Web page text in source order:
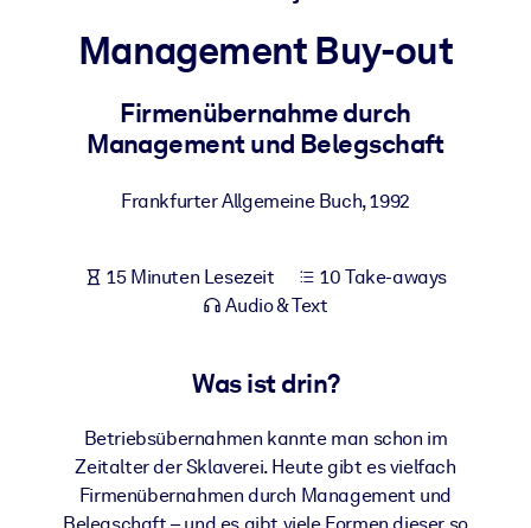
Bauen Sie eine gesunde und resiliente Belegschaft auf.
NACH SYSTEM
Für LMS/LXP
Integrieren Sie kompaktes, verifiziertes Wissen in Ihr LMS/LXP für
Für Unternehmensbibliotheken
Bereichern Sie Ihre Unternehmensbibliothek mit
Ihrer KI-Systeme zu optimieren.
Management Buy-out
Firmenübernahme durch
Management und Belegschaft
Frankfurter Allgemeine Buch,1992
15 Minuten Lesezeit
10 Take-aways
Audio & Text
Was ist drin?
Betriebsübernahmen kannte man schon im
Zeitalter der Sklaverei. Heute gibt es vielfach
Firmenübernahmen durch Management und